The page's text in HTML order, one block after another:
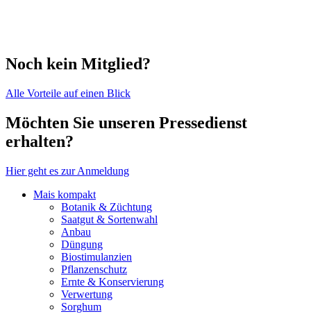
Noch kein Mitglied?
Alle Vorteile auf einen Blick
Möchten Sie unseren Pressedienst
erhalten?
Hier geht es zur Anmeldung
Mais kompakt
Botanik & Züchtung
Saatgut & Sortenwahl
Anbau
Düngung
Biostimulanzien
Pflanzenschutz
Ernte & Konservierung
Verwertung
Sorghum